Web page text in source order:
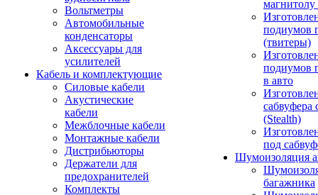
Вольтметры
Автомобильные
конденсаторы
Аксессуары для
усилителей
Кабель и комплектующие
Силовые кабели
Акустические
кабели
Межблочные кабели
Монтажные кабели
Дистрибьюторы
Держатели для
предохранителей
Комплекты
подиумов
(твитеры)
подиумов
в авто
сабвуфера
(Stealth)
под
Шумоизоляция
багажника